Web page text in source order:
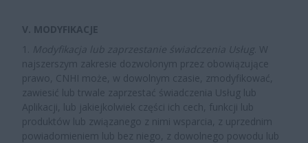
V. MODYFIKACJE
1.
Modyfikacja lub zaprzestanie świadczenia Usług . W
najszerszym zakresie dozwolonym przez obowiązujące
prawo, CNHI może, w dowolnym czasie, zmodyfikować,
zawiesić lub trwale zaprzestać świadczenia Usług lub
Aplikacji, lub jakiejkolwiek części ich cech, funkcji lub
produktów lub związanego z nimi wsparcia, z uprzednim
powiadomieniem lub bez niego, z dowolnego powodu lub